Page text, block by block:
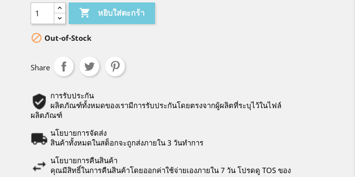
 หยิบใส่ตะกร้า
 Out-of-Stock
Share
การรับประกัน
ผลิตภัณฑ์ทั้งหมดของเรามีการรับประกันโดยตรงจากผู้ผลิตที่ระบุไว้ในไฟล์
ผลิตภัณฑ์
นโยบายการจัดส่ง
สินค้าทั้งหมดในสต็อกจะถูกส่งภายใน 3 วันทำการ
นโยบายการคืนสินค้า
คุณมีสิทธิ์ในการคืนสินค้าโดยออกค่าใช้จ่ายเองภายใน 7 วัน โปรดดู TOS ของ